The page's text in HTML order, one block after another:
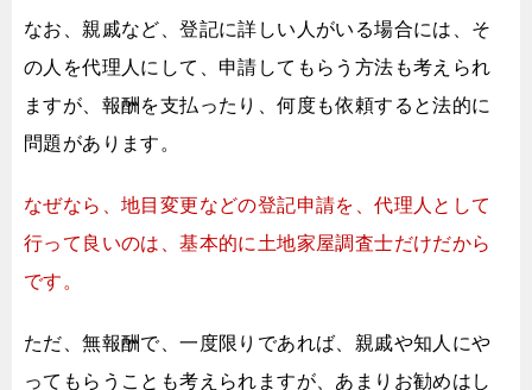
なお、親戚など、登記に詳しい人がいる場合には、 そ
の人を代理人にして、申請してもらう方法も考えられ
ますが、 報酬を支払ったり、何度も依頼すると法的に
問題があります。
なぜなら、地目変更などの登記申請を、代理人として
行って良いのは、基本的に土地家屋調査士だけだから
です。
ただ、無報酬で、一度限りであれば、 親戚や知人にや
ってもらうことも考えられますが、 あまりお勧めはし